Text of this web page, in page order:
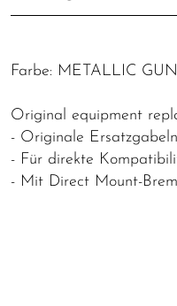
Farbe: METALLIC
Original equipment
- Originale
- Für direkte
- Mit Direct Mount-